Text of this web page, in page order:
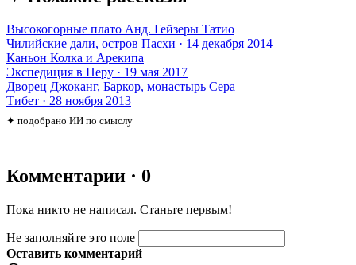
Высокогорные плато Анд. Гейзеры Татио
Чилийские дали, остров Пасхи · 14 декабря 2014
Каньон Колка и Арекипа
Экспедиция в Перу · 19 мая 2017
Дворец Джоканг, Баркор, монастырь Сера
Тибет · 28 ноября 2013
✦ подобрано ИИ по смыслу
Комментарии · 0
Пока никто не написал. Станьте первым!
Не заполняйте это поле
Оставить комментарий